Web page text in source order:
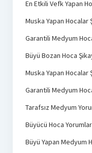
En Etkili Vefk Yapan
Muska Yapan Hocalar
Garantili Medyum
Büyü Bozan Hoca
Muska Yapan Hocalar
Garantili Medyum
Tarafsız Medyum
Büyücü Hoca
Büyü Yapan Medyum